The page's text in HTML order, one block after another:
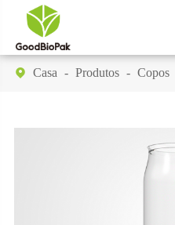
 Casa Produtos Copos